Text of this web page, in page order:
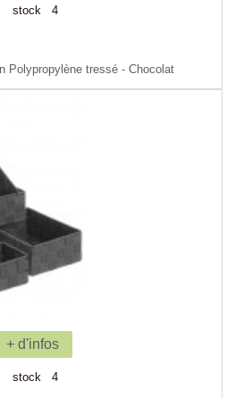
stock 4
Polypropylène tressé - Chocolat
+ d'infos
stock 4